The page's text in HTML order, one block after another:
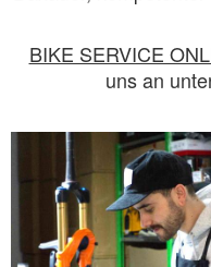
BIKE SERVICE
uns an